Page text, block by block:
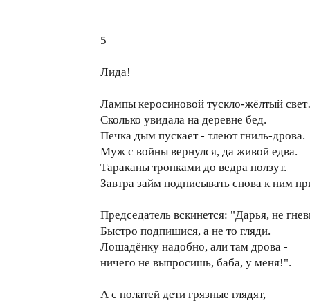
5
Лида!
Лампы керосиновой тускло-жёлтый
Сколько увидала на деревне бед.
Печка дым пускает - тлеют гниль-дрова.
Муж с войны вернулся, да живой едва.
Тараканы тропками до ведра ползут.
Завтра займ подписывать снова к ним
Председатель вскинется: "Дарья, не
Быстро подпишися, а не то гляди.
Лошадёнку надобно, али там дрова -
ничего не выпросишь, баба, у меня!".
А с полатей дети грязные глядят,